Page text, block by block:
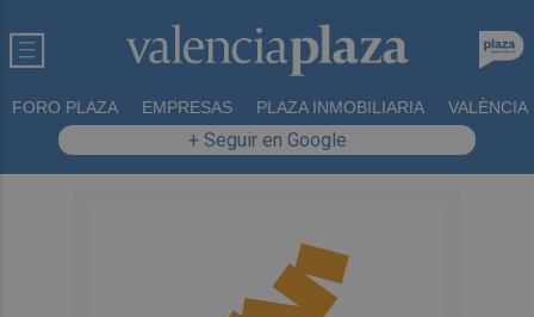
FORO PLAZA EMPRESAS PLAZA INMOBILIARIA VALÈNCIA
+ Seguir en Google